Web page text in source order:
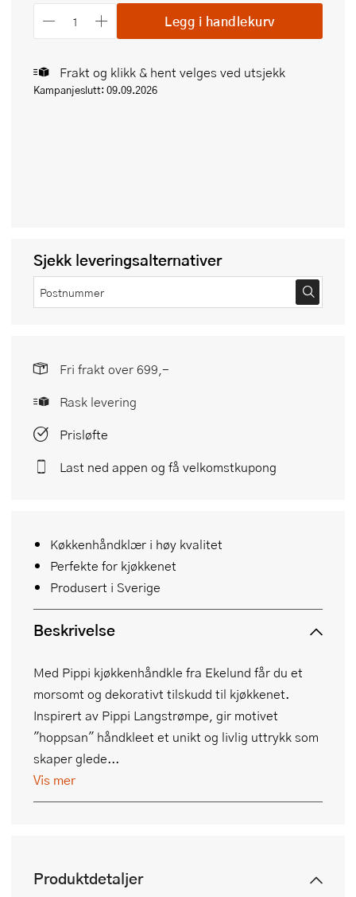
Legg i handlekurv
Frakt og klikk & hent velges ved utsjekk
Kampanjeslutt: 09.09.2026
Køkkenhåndklær i høy kvalitet
Perfekte for kjøkkenet
Produsert i Sverige
Beskrivelse
Med Pippi kjøkkenhåndkle fra Ekelund får du et
morsomt og dekorativt tilskudd til kjøkkenet.
Inspirert av Pippi Langstrømpe, gir motivet
"hoppsan" håndkleet et unikt og livlig uttrykk som
skaper glede...
Vis mer
Sjekk leveringsalternativer
Fri frakt over 699,-
Rask levering
Prisløfte
Last ned appen og få velkomstkupong
Produktdetaljer